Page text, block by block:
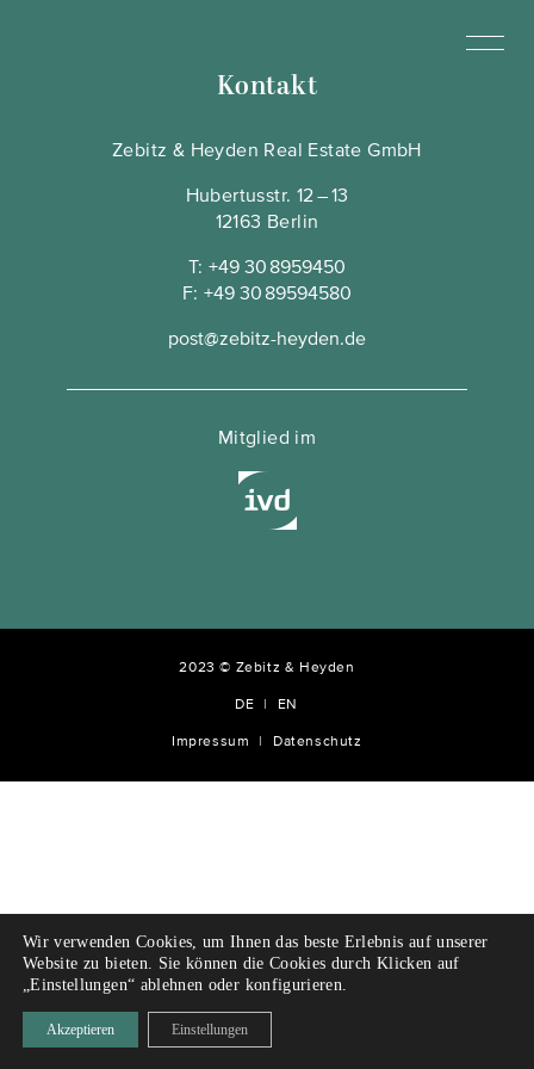
Kontakt
Zebitz & Heyden Real Estate GmbH
Hubertusstr. 12 – 13
12163 Berlin
T:+49 30 8959450
F:+49 30 89594580
post@zebitz-heyden.de
Mitglied im
2023 © Zebitz & Heyden
DE EN
Impressum Datenschutz
Wir verwenden Cookies, um Ihnen das beste Erlebnis auf unserer
Website zu bieten. Sie können die Cookies durch Klicken auf
„Einstellungen“ ablehnen oder konfigurieren.
Akzeptieren Einstellungen